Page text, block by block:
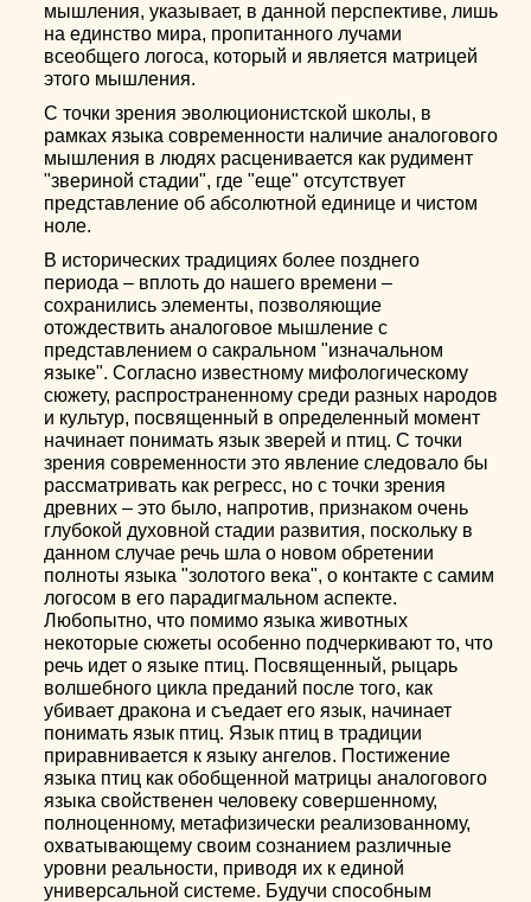
мышления, указывает, в данной перспективе, лишь
на единство мира, пропитанного лучами
всеобщего логоса, который и является матрицей
этого мышления.
С точки зрения эволюционистской школы, в
рамках языка современности наличие аналогового
мышления в людях расценивается как рудимент
"звериной стадии", где "еще" отсутствует
представление об абсолютной единице и чистом
ноле.
В исторических традициях более позднего
периода – вплоть до нашего времени –
сохранились элементы, позволяющие
отождествить аналоговое мышление с
представлением о сакральном "изначальном
языке". Согласно известному мифологическому
сюжету, распространенному среди разных народов
и культур, посвященный в определенный момент
начинает понимать язык зверей и птиц. С точки
зрения современности это явление следовало бы
рассматривать как регресс, но с точки зрения
древних – это было, напротив, признаком очень
глубокой духовной стадии развития, поскольку в
данном случае речь шла о новом обретении
полноты языка "золотого века", о контакте с самим
логосом в его парадигмальном аспекте.
Любопытно, что помимо языка животных
некоторые сюжеты особенно подчеркивают то, что
речь идет о языке птиц. Посвященный, рыцарь
волшебного цикла преданий после того, как
убивает дракона и съедает его язык, начинает
понимать язык птиц. Язык птиц в традиции
приравнивается к языку ангелов. Постижение
языка птиц как обобщенной матрицы аналогового
языка свойственен человеку совершенному,
полноценному, метафизически реализованному,
охватывающему своим сознанием различные
уровни реальности, приводя их к единой
универсальной системе. Будучи способным